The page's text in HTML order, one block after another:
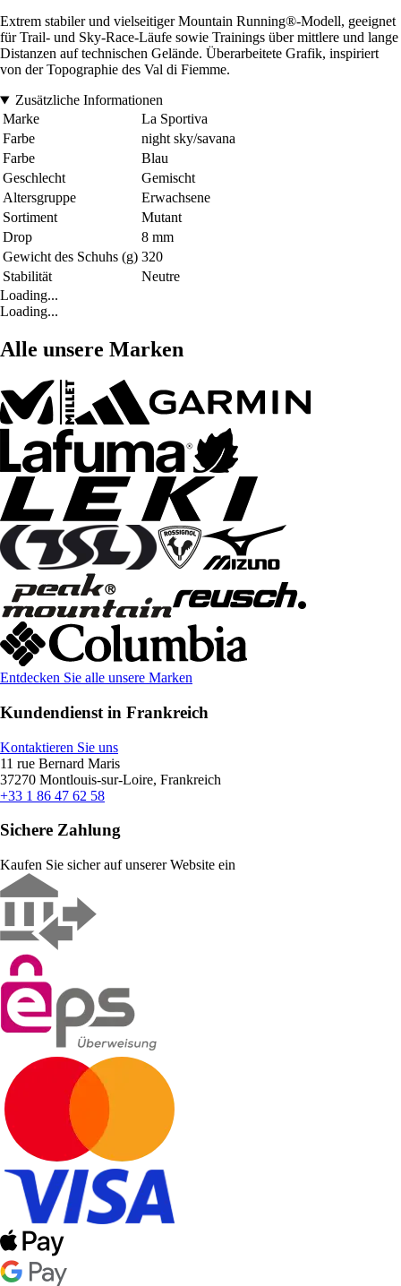
Extrem stabiler und vielseitiger Mountain Running®-Modell, geeignet
für Trail- und Sky-Race-Läufe sowie Trainings über mittlere und lange
Distanzen auf technischen Gelände. Überarbeitete Grafik, inspiriert
von der Topographie des Val di Fiemme.
Zusätzliche Informationen
Marke
La Sportiva
Farbe
night sky/savana
Farbe
Blau
Geschlecht
Gemischt
Altersgruppe
Erwachsene
Sortiment
Mutant
Drop
8 mm
Gewicht des Schuhs (g) 320
Stabilität
Neutre
Loading...
Loading...
Alle unsere Marken
Entdecken Sie alle unsere Marken
Kundendienst in Frankreich
Kontaktieren Sie uns
11 rue Bernard Maris
37270 Montlouis-sur-Loire, Frankreich
+33 1 86 47 62 58
Sichere Zahlung
Kaufen Sie sicher auf unserer Website ein